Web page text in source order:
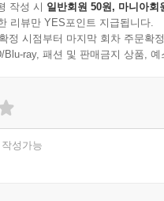
작성 시 일반회원 50원, 마니아회
리뷰만 YES포인트 지급됩니다.
정 시점부터 마지막 회차 주문확
Blu-ray, 패션 및 판매금지 상품,
성가능